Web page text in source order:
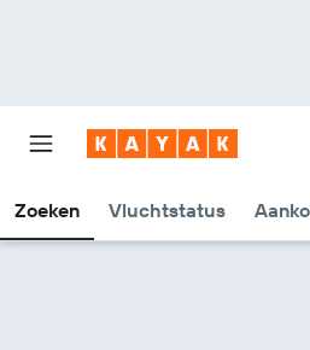
Zoeken Vluchtstatus